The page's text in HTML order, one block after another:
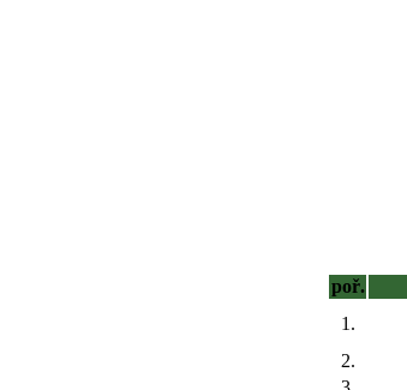
poř.
1.
2.